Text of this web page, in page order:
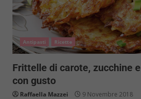
Antipasti Ricette
Frittelle di carote, zucchine
con gusto
Raffaella Mazzei 9 Novembre 2018